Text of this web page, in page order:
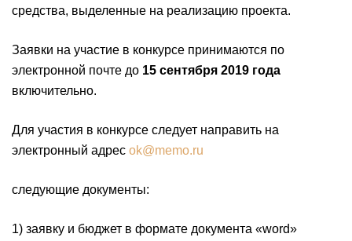
средства, выделенные на реализацию проекта.
Заявки на участие в конкурсе принимаются по
электронной почте до 15 сентября 2019 года
включительно.
Для участия в конкурсе следует направить на
электронный адрес ok@memo.ru
следующие документы:
1) заявку и бюджет в формате документа «word»